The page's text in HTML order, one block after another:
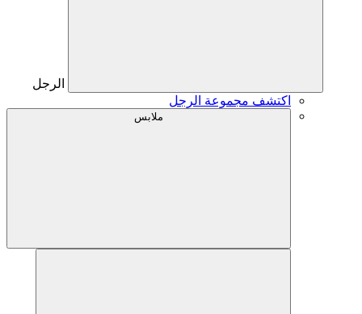
الرجل
اكتشف مجموعة الرجل
ملابس